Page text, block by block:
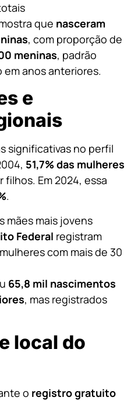
que nasceram
, com proporção de
meninas, padrão
anos anteriores.
e
significativas no perfil
51,7% das mulheres
filhos. Em 2024, essa
.
mães mais jovens
Federal registram
com mais de 30
65,8 mil nascimentos
, mas registrados
local do
o registro gratuito